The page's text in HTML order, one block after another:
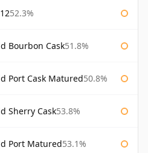
52.3%
Bourbon Cask51.8%
Port Cask Matured50.8%
Sherry Cask53.8%
Port Matured53.1%